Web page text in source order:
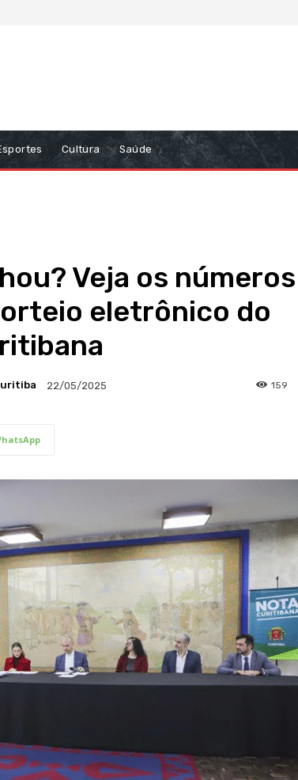
Cultura Saúde
Veja os números
eletrônico do
22/05/2025 159